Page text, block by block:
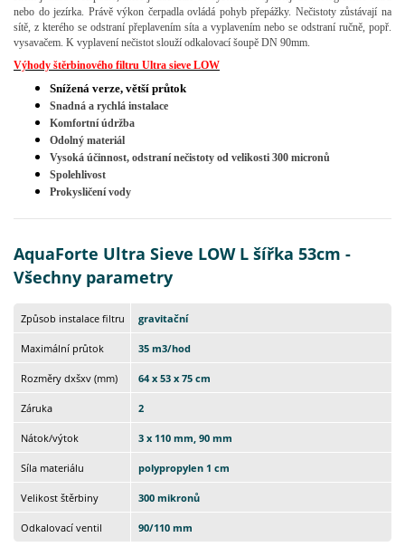
nebo do jezírka. Právě výkon čerpadla ovládá pohyb přepážky. Nečistoty zůstávají na
sítě, z kterého se odstraní přeplavením síta a vyplavením nebo se odstraní ručně, popř.
vysavačem. K vyplavení nečistot slouží odkalovací šoupě DN 90mm.
Výhody štěrbinového filtru Ultra sieve LOW
Snížená verze, větší průtok
Snadná a rychlá instalace
Komfortní údržba
Odolný materiál
Vysoká účinnost, odstraní nečistoty od velikosti 300 micronů
Spolehlivost
Prokysličení vody
AquaForte Ultra Sieve LOW L šířka 53cm -
Všechny parametry
Způsob instalace filtru gravitační
Maximální průtok 35 m3/hod
Rozměry dxšxv (mm) 64 x 53 x 75 cm
Záruka 2
Nátok/výtok 3 x 110 mm, 90 mm
Síla materiálu polypropylen 1 cm
Velikost štěrbiny 300 mikronů
Odkalovací ventil 90/110 mm